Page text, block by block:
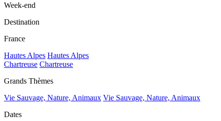
Week-end
Destination
France
Hautes Alpes Hautes Alpes
Chartreuse Chartreuse
Grands Thèmes
Vie Sauvage, Nature, Animaux Vie Sauvage, Nature, Animaux
Dates